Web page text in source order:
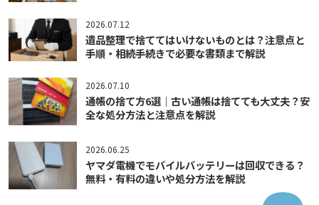
2026.07.12
遺品整理で捨ててはいけないものとは？注意点と
手順・相続手続きで必要な書類まで解説
2026.07.10
通帳の捨て方6選｜古い通帳は捨てても大丈夫？安
全な処分方法と注意点を解説
2026.06.25
ヤマダ電機でモバイルバッテリーは回収できる？
無料・有料の違いや処分方法を解説